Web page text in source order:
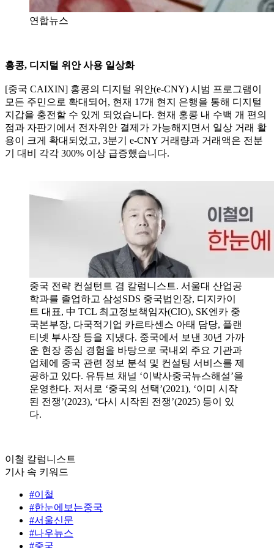
연합뉴스
홍콩, 디지털 위안 사용 일상화
[중국 CAIXIN] 홍콩의 디지털 위안(e-CNY) 시범 프로그램이
모든 주민으로 확대되어, 현재 17개 현지 은행을 통해 디지털
지갑을 충전할 수 있게 되었습니다. 현재 홍콩 내 수백 개 편의
점과 자판기에서 전자위안 결제가 가능해지면서 일상 거래 활
용이 크게 확대되었고, 3분기 e-CNY 거래량과 거래액은 전분
기 대비 각각 300% 이상 급증했습니다.
중국 전략 컨설턴트 겸 칼럼니스트. 서울대 산업공
학과를 졸업하고 삼성SDS 중국법인장, 디지카이
트 대표, 中 TCL 최고정보책임자(CIO), SK엔카 중
국본부장, 다국적기업 카르타센스 아태 담당, 플랜
티넷 부사장 등을 지냈다. 중국에서 보낸 30년 가까
운 현장 중심 경험을 바탕으로 국내외 주요 기관과
업체에 중국 관련 정보 분석 및 컨설팅 서비스를 제
공하고 있다. 유튜브 채널 ‘이박사중국뉴스해설’을
운영한다. 저서로 ‘중국의 선택’(2021), ‘이미 시작
된 전쟁’(2023), ‘다시 시작된 전쟁’(2025) 등이 있
다.
이철 칼럼니스트
기사 속 키워드
#이철
#한눈에보는중국
#서울신문
#나우뉴스
#중국